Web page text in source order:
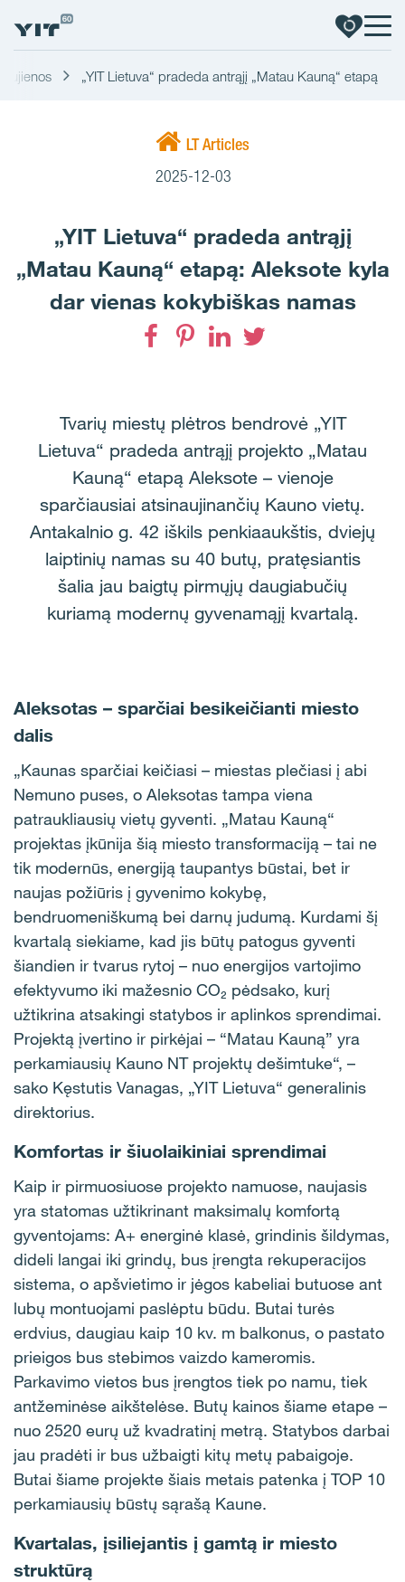
„YIT Lietuva“ pradeda antrąjį „Matau Kauną“ etapą
LT Articles
2025-12-03
„YIT Lietuva“ pradeda antrąjį
„Matau Kauną“ etapą: Aleksote kyla
dar vienas kokybiškas namas
Tvarių miestų plėtros bendrovė „YIT
Lietuva“ pradeda antrąjį projekto „Matau
Kauną“ etapą Aleksote – vienoje
sparčiausiai atsinaujinančių Kauno vietų.
Antakalnio g. 42 iškils penkiaaukštis, dviejų
laiptinių namas su 40 butų, pratęsiantis
šalia jau baigtų pirmųjų daugiabučių
kuriamą modernų gyvenamąjį kvartalą.
Aleksotas – sparčiai besikeičianti miesto
dalis
„Kaunas sparčiai keičiasi – miestas plečiasi į abi
Nemuno puses, o Aleksotas tampa viena
patraukliausių vietų gyventi. „Matau Kauną“
projektas įkūnija šią miesto transformaciją – tai ne
tik modernūs, energiją taupantys būstai, bet ir
naujas požiūris į gyvenimo kokybę,
bendruomeniškumą bei darnų judumą. Kurdami šį
kvartalą siekiame, kad jis būtų patogus gyventi
šiandien ir tvarus rytoj – nuo energijos vartojimo
efektyvumo iki mažesnio CO₂ pėdsako, kurį
užtikrina atsakingi statybos ir aplinkos sprendimai.
Projektą įvertino ir pirkėjai – “Matau Kauną” yra
perkamiausių Kauno NT projektų dešimtuke“, –
sako Kęstutis Vanagas, „YIT Lietuva“ generalinis
direktorius.
Komfortas ir šiuolaikiniai sprendimai
Kaip ir pirmuosiuose projekto namuose, naujasis
yra statomas užtikrinant maksimalų komfortą
gyventojams: A+ energinė klasė, grindinis šildymas,
dideli langai iki grindų, bus įrengta rekuperacijos
sistema, o apšvietimo ir jėgos kabeliai butuose ant
lubų montuojami paslėptu būdu. Butai turės
erdvius, daugiau kaip 10 kv. m balkonus, o pastato
prieigos bus stebimos vaizdo kameromis.
Parkavimo vietos bus įrengtos tiek po namu, tiek
antžeminėse aikštelėse. Butų kainos šiame etape –
nuo 2520 eurų už kvadratinį metrą. Statybos darbai
jau pradėti ir bus užbaigti kitų metų pabaigoje.
Butai šiame projekte šiais metais patenka į TOP 10
perkamiausių būstų sąrašą Kaune.
Kvartalas, įsiliejantis į gamtą ir miesto
struktūrą